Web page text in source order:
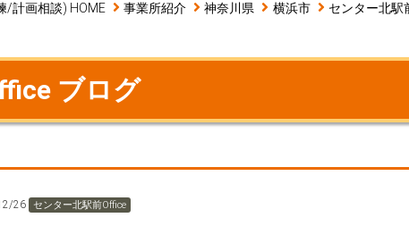
/計画相談) HOME 事業所紹介 神奈川県 横浜市 センター北駅
ブログ
26 センター北駅前Office